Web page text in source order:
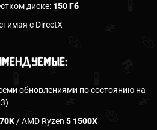
диске: 150 Гб
с DirectX
обновлениями по состоянию на
/ AMD Ryzen 5 1500X